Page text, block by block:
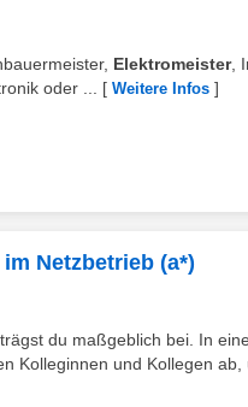
Elektromeister,
oder ...
[ Weitere Infos ]
Netzbetrieb (a*)
du maßgeblich bei. In
Kolleginnen und Kollegen ab,